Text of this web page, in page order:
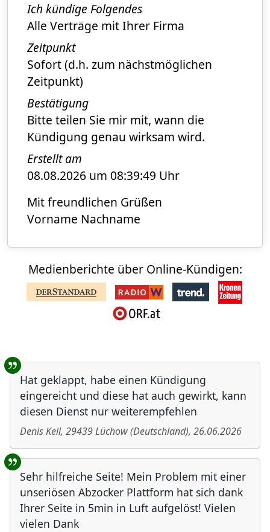
Ich kündige Folgendes
Alle Verträge mit Ihrer Firma
Zeitpunkt
Sofort (d.h. zum nächstmöglichen
Zeitpunkt)
Bestätigung
Bitte teilen Sie mir mit, wann die
Kündigung genau wirksam wird.
Erstellt am
08.08.2026 um 08:39:49 Uhr
Mit freundlichen Grüßen
Vorname Nachname
Medienberichte über Online-Kündigen:
Benutzer-Rückmeldungen
Hat geklappt, habe einen Kündigung
eingereicht und diese hat auch gewirkt, kann
diesen Dienst nur weiterempfehlen
Denis Keil, 29439Lüchow(Deutschland), 26.06.2026
Sehr hilfreiche Seite! Mein Problem mit einer
unseriösen Abzocker Plattform hat sich dank
Ihrer Seite in 5min in Luft aufgelöst! Vielen
vielen Dank